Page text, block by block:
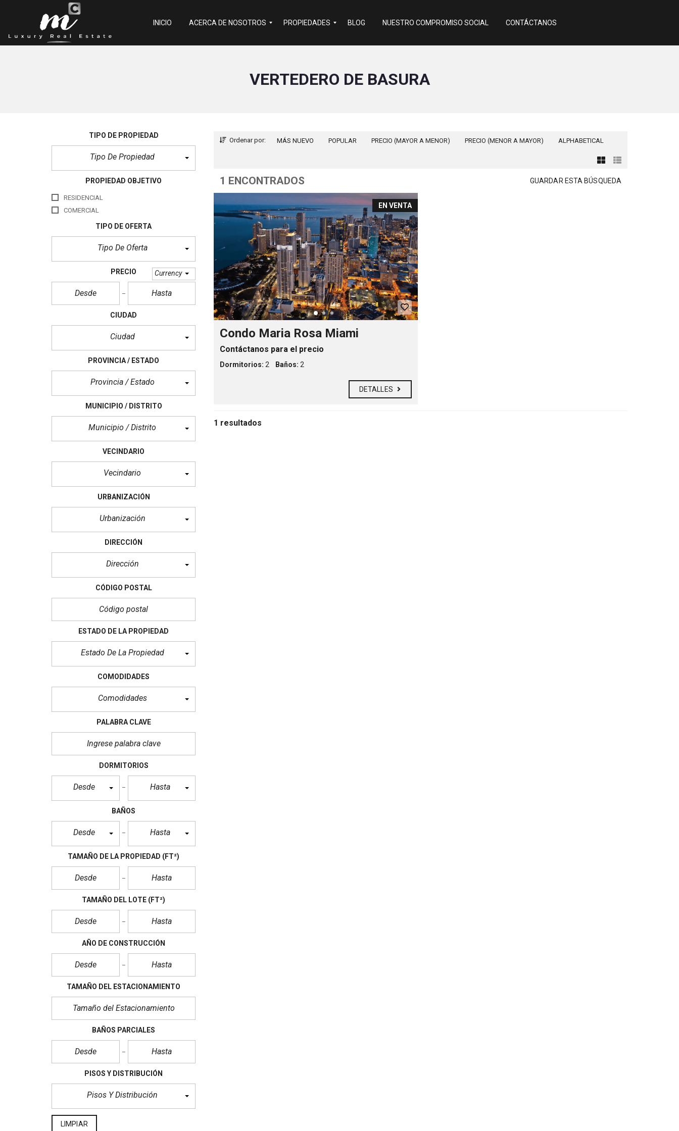
INICIO ACERCA DE NOSOTROS
e
n
e
i
PROPIEDADES
R
a
m
e
r
i
a
D
e
s
t
a
c
a
d
a
s
C
i
a
e
BLOG NUESTRO COMPROMISO SOCIAL CONTÁCTANOS
VERTEDERO DE BASURA
TIPO DE PROPIEDAD
Tipo De Propiedad
PROPIEDAD OBJETIVO
RESIDENCIAL
COMERCIAL
TIPO DE OFERTA
Tipo De Oferta
PRECIO Currency
CIUDAD
Ciudad
PROVINCIA / ESTADO
Provincia / Estado
MUNICIPIO / DISTRITO
Municipio / Distrito
VECINDARIO
Vecindario
URBANIZACIÓN
Urbanización
DIRECCIÓN
Dirección
CÓDIGO POSTAL
ESTADO DE LA PROPIEDAD
Estado De La Propiedad
COMODIDADES
Comodidades
PALABRA CLAVE
DORMITORIOS
Desde Hasta
BAÑOS
Desde Hasta
TAMAÑO DE LA PROPIEDAD (FT²)
TAMAÑO DEL LOTE (FT²)
AÑO DE CONSTRUCCIÓN
TAMAÑO DEL ESTACIONAMIENTO
BAÑOS PARCIALES
PISOS Y DISTRIBUCIÓN
Pisos Y Distribución
LIMPIAR
Ordenar por: MÁS NUEVO POPULAR PRECIO (MAYOR A MENOR) PRECIO (MENOR A MAYOR) ALPHABETICAL
GUARDAR ESTA BÚSQUEDA
1 ENCONTRADOS
EN VENTA
Condo Maria Rosa Miami
Contáctanos para el precio
Dormitorios: 2 Baños: 2
DETALLES
1 resultados